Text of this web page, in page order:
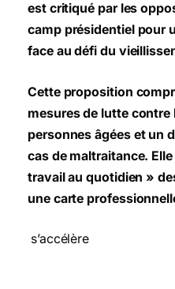
est critiqué par les
camp présidentiel pour
face au défi du
Cette proposition
mesures de lutte contre
personnes âgées et un
cas de maltraitance.
travail au quotidien »
une carte
s’accélère